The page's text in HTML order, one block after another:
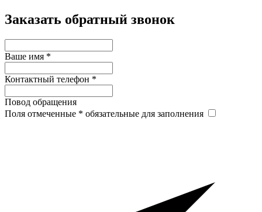
Заказать обратный звонок
Ваше имя *
Контактный телефон *
Повод обращения
Поля отмеченные * обязательные для заполнения